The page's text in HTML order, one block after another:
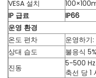
VESA 설치
IP 급료
IP66
운영 환경
온도 편차
운영하기
상대 습도
불응식
진동
5-500 Hz
축선 당 1